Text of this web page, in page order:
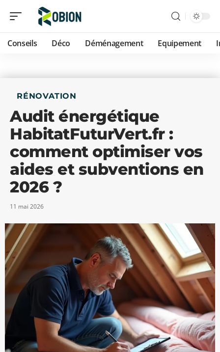
Conseils Déco Déménagement Equipement
RÉNOVATION
Audit énergétique
HabitatFuturVert.fr :
comment optimiser vos
aides et subventions en
2026 ?
11 mai 2026